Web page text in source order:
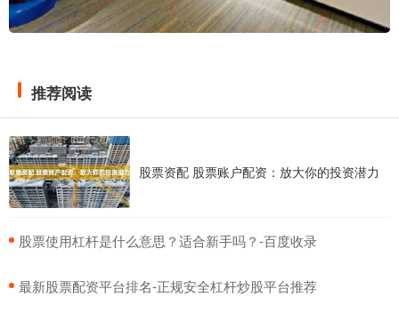
推荐阅读
股票资配 股票账户配资：放大你的投资潜力
​股票使用杠杆是什么意思？适合新手吗？-百度收录
​最新股票配资平台排名-正规安全杠杆炒股平台推荐